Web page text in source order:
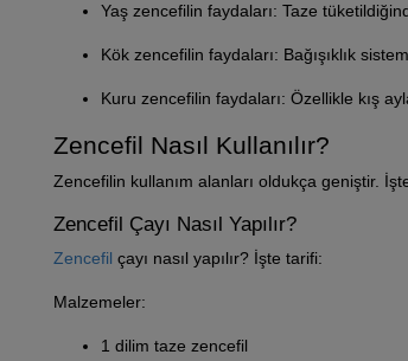
Yaş zencefilin faydaları: Taze
Kök zencefilin faydaları: Bağışıklık
Kuru zencefilin faydaları: Özellikle kış
Zencefil Nasıl Kullanılır?
Zencefilin kullanım alanları oldukça geniştir.
Zencefil Çayı Nasıl Yapılır?
Zencefil çayı nasıl yapılır? İşte tarifi:
Malzemeler:
1 dilim taze zencefil